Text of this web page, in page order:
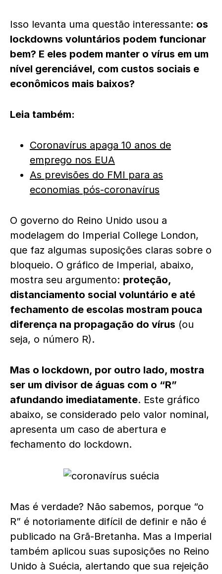
Isso levanta uma questão interessante: os
lockdowns voluntários podem funcionar
bem? E eles podem manter o vírus em um
nível gerenciável, com custos sociais e
econômicos mais baixos?
Leia também:
Coronavírus apaga 10 anos de
emprego nos EUA
As previsões do FMI para as
economias pós-coronavírus
O governo do Reino Unido usou a
modelagem do Imperial College London,
que faz algumas suposições claras sobre o
bloqueio. O gráfico de Imperial, abaixo,
mostra seu argumento: proteção,
distanciamento social voluntário e até
fechamento de escolas mostram pouca
diferença na propagação do vírus (ou
seja, o número R).
Mas o lockdown, por outro lado, mostra
ser um divisor de águas com o “R”
afundando imediatamente. Este gráfico
abaixo, se considerado pelo valor nominal,
apresenta um caso de abertura e
fechamento do lockdown.
Mas é verdade? Não sabemos, porque “o
R” é notoriamente difícil de definir e não é
publicado na Grã-Bretanha. Mas a Imperial
também aplicou suas suposições no Reino
Unido à Suécia, alertando que sua rejeição